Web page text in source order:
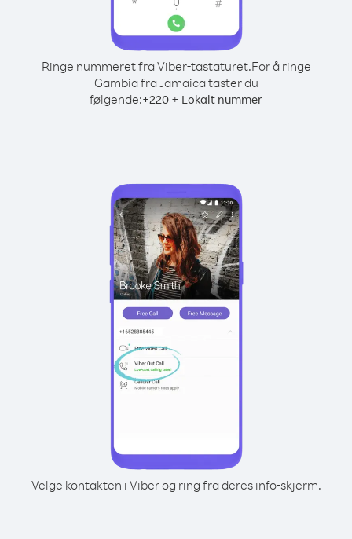
Ringe nummeret fra Viber-tastaturet.For å ringe
Gambia fra Jamaica taster du
følgende:+220 + Lokalt nummer
Velge kontakten i Viber og ring fra deres info-skjerm.